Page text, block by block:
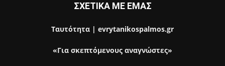
ΣΧΕΤΙΚΑ ΜΕ ΕΜΑΣ
Ταυτότητα | evrytanikospalmos.gr
«Για σκεπτόμενους αναγνώστες»